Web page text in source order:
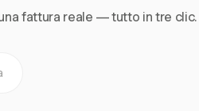
fattura reale — tutto in tre clic.